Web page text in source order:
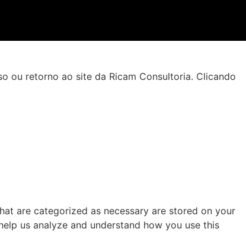
ou retorno ao site da Ricam Consultoria. Clicando
are categorized as necessary are stored on your
us analyze and understand how you use this